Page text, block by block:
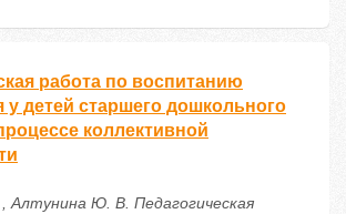
работа по воспитанию
детей старшего дошкольного
коллективной
Алтунина Ю. В. Педагогическая